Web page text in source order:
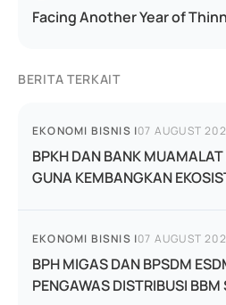
Facing Another Year of
BERITA TERKAIT
EKONOMI BISNIS |07 AUGUST
BPKH DAN BANK MUAMALAT
GUNA KEMBANGKAN
EKONOMI BISNIS |07 AUGUST
BPH MIGAS DAN BPSDM
PENGAWAS DISTRIBUSI BBM